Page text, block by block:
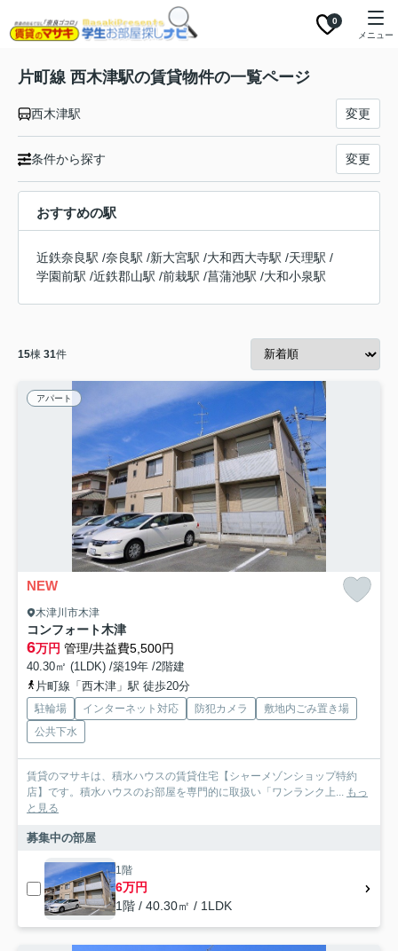
0
メニュー
片町線 西木津駅の賃貸物件の一覧ページ
西木津駅 変更
条件から探す 変更
おすすめの駅
近鉄奈良駅 /奈良駅 /新大宮駅 /大和西大寺駅 /天理駅 /
学園前駅 /近鉄郡山駅 /前栽駅 /菖蒲池駅 /大和小泉駅
15棟 31件
アパート
NEW
木津川市木津
コンフォート木津
6万円 管理/共益費5,500円
40.30㎡ (1LDK) /築19年 /2階建
片町線「西木津」駅 徒歩20分
駐輪場 インターネット対応 防犯カメラ
敷地内ごみ置き場
公共下水
賃貸のマサキは、積水ハウスの賃貸住宅【シャーメゾンショップ特約
店】です。積水ハウスのお部屋を専門的に取扱い「ワンランク上... もっ
と見る
募集中の部屋
1階
6万円
1階 / 40.30㎡ / 1LDK